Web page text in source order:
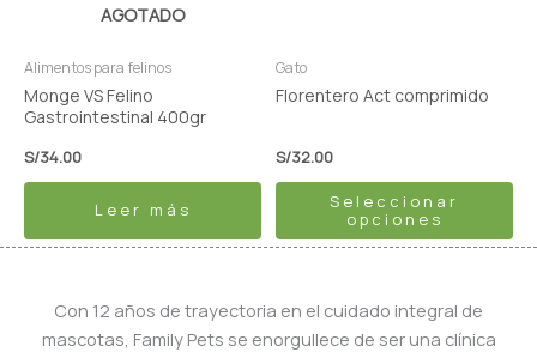
AGOTADO
Alimentos para felinos
Monge VS Felino
Gastrointestinal 400gr
S/34.00
Leer más
Gato
Florentero Act comprimido
S/32.00
Seleccionar
opciones
pueden
elegir
la
producto
Con 12 años de trayectoria en el cuidado integral de
mascotas, Family Pets se enorgullece de ser una clínica